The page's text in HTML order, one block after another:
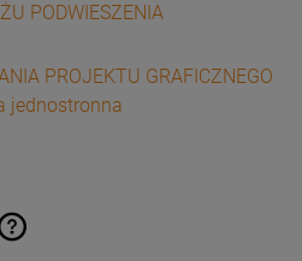
PODWIESZENIA
PROJEKTU GRAFICZNEGO
jednostronna
kosztów płatności